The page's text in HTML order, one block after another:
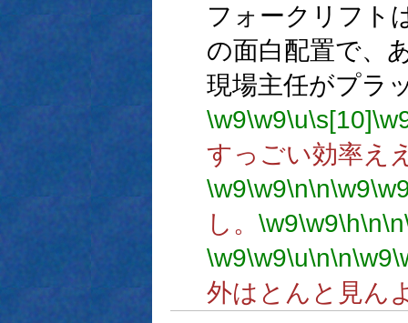
フォークリフト
の面白配置で、
現場主任がプラ
\w9\w9\u\s[10]
すっごい効率え
\w9\w9\n\n\w9
し。 \w9\w9\h\n\n
\w9\w9\u\n\n\w9
外はとんと見ん